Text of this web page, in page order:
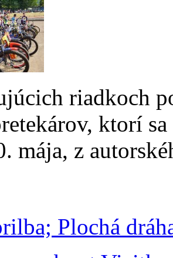
riadkoch
ktorí sa
mája, z
Plochá